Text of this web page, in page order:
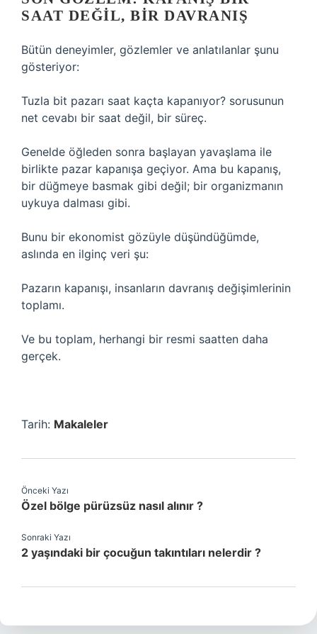
SAAT DEĞIL, BIR DAVRANIŞ
Bütün deneyimler, gözlemler ve anlatılanlar şunu
gösteriyor:
Tuzla bit pazarı saat kaçta kapanıyor? sorusunun
net cevabı bir saat değil, bir süreç.
Genelde öğleden sonra başlayan yavaşlama ile
birlikte pazar kapanışa geçiyor. Ama bu kapanış,
bir düğmeye basmak gibi değil; bir organizmanın
uykuya dalması gibi.
Bunu bir ekonomist gözüyle düşündüğümde,
aslında en ilginç veri şu:
Pazarın kapanışı, insanların davranış değişimlerinin
toplamı.
Ve bu toplam, herhangi bir resmi saatten daha
gerçek.
Tarih: Makaleler
Önceki Yazı
Özel bölge pürüzsüz nasıl alınır ?
Sonraki Yazı
2 yaşındaki bir çocuğun takıntıları nelerdir ?